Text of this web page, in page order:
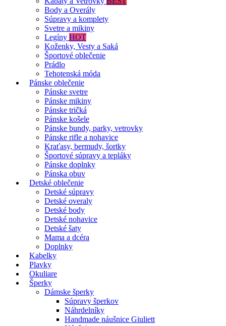
Body a Overály
Súpravy a komplety
Svetre a mikiny
Legíny HOT
Koženky, Vesty a Saká
Športové oblečenie
Prádlo
Tehotenská móda
Pánske oblečenie
Pánske svetre
Pánske mikiny
Pánske tričká
Pánske košele
Pánske bundy, parky, vetrovky
Pánske rifle a nohavice
Kraťasy, bermudy, šortky
Športové súpravy a tepláky
Pánske doplnky
Pánska obuv
Detské oblečenie
Detské súpravy
Detské overaly
Detské body
Detské nohavice
Detské šaty
Mama a dcéra
Doplnky
Kabelky
Plavky
Okuliare
Šperky
Dámske šperky
Súpravy šperkov
Náhrdelníky
Handmade náušnice Giuliett